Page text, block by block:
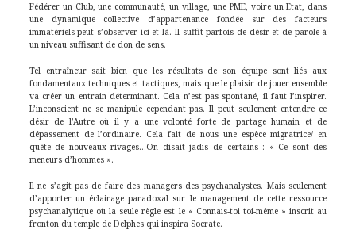
Fédérer un Club, une communauté, un village, une PME, voire un Etat, dans
une dynamique collective d’appartenance fondée sur des facteurs
immatériels peut s’observer ici et là. Il suffit parfois de désir et de parole à
un niveau suffisant de don de sens.
Tel entraîneur sait bien que les résultats de son équipe sont liés aux
fondamentaux techniques et tactiques, mais que le plaisir de jouer ensemble
va créer un entrain déterminant. Cela n’est pas spontané, il faut l’inspirer.
L’inconscient ne se manipule cependant pas. Il peut seulement entendre ce
désir de l’Autre où il y a une volonté forte de partage humain et de
dépassement de l’ordinaire. Cela fait de nous une espèce migratrice/ en
quête de nouveaux rivages…On disait jadis de certains : « Ce sont des
meneurs d’hommes ».
Il ne s’agit pas de faire des managers des psychanalystes. Mais seulement
d’apporter un éclairage paradoxal sur le management de cette ressource
psychanalytique où la seule règle est le « Connais-toi toi-même » inscrit au
fronton du temple de Delphes qui inspira Socrate.